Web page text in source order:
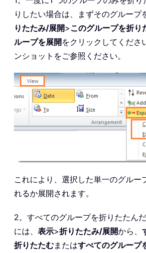
りしたい場合は、まずそのグループ
りたたみ/展開>このグループを折り
ループを展開 をクリックしてくださ
ンショットをご参照ください。
これにより、選択した単一のグルー
れるか展開されます。
2。すべてのグループを折りたたん
には、 表示>折りたたみ/展開から、
折りたたむまたはすべてのグループ